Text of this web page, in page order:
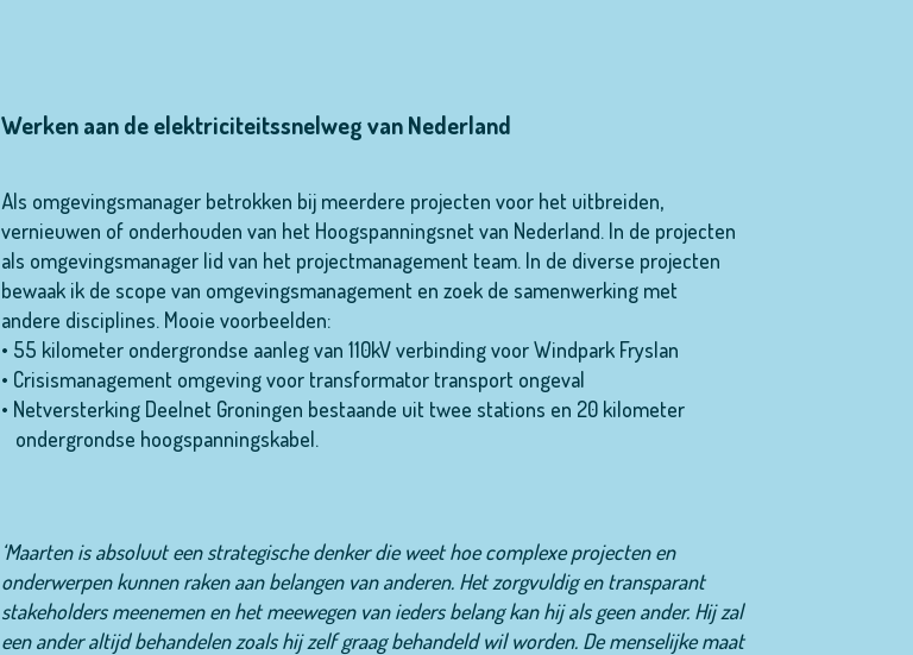
Werken aan de elektriciteitssnelweg van Nederland
Als omgevingsmanager betrokken bij meerdere projecten voor het uitbreiden,
vernieuwen of onderhouden van het Hoogspanningsnet van Nederland. In de projecten
als omgevingsmanager lid van het projectmanagement team. In de diverse projecten
bewaak ik de scope van omgevingsmanagement en zoek de samenwerking met
andere disciplines. Mooie voorbeelden:
• 55 kilometer ondergrondse aanleg van 110kV verbinding voor Windpark Fryslan
• Crisismanagement omgeving voor transformator transport ongeval
• Netversterking Deelnet Groningen bestaande uit twee stations en 20 kilometer
ondergrondse hoogspanningskabel.
‘Maarten is absoluut een strategische denker die weet hoe complexe projecten en
onderwerpen kunnen raken aan belangen van anderen. Het zorgvuldig en transparant
stakeholders meenemen en het meewegen van ieders belang kan hij als geen ander. Hij zal
een ander altijd behandelen zoals hij zelf graag behandeld wil worden. De menselijke maat